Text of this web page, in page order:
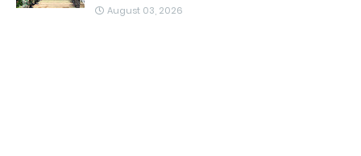
August 03, 2026